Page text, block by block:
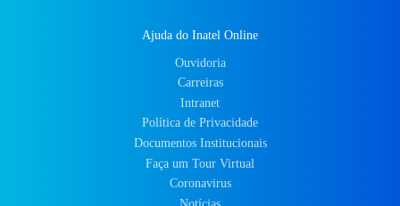
Ajuda do Inatel Online
Ouvidoria
Carreiras
Intranet
Política de Privacidade
Documentos Institucionais
Faça um Tour Virtual
Coronavirus